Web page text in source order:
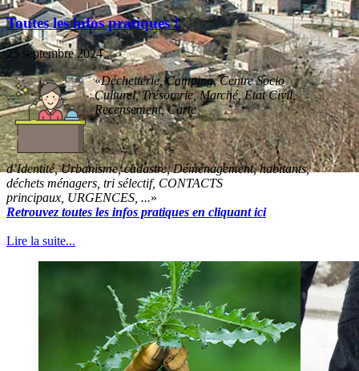
Toutes les infos pratiques !
25 septembre 2024
Déchetterie, Camping, Centre Socio
Culturel, Trésorerie, Marché, Etat Civil,
Recensement, Carte
d’Identité, Urbanisme, cadastre, Déménagement, habitants,
déchets ménagers, tri sélectif, CONTACTS
principaux, URGENCES, ...
Retrouvez toutes les infos pratiques en cliquant ici
Lire la suite...